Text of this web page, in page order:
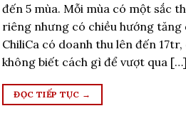
đến 5 mùa. Mỗi mùa có một sắc
riêng nhưng có chiều hướng tăng
ChiliCa có doanh thu lên đến
không biết cách gì để vượt qua […]
ĐỌC TIẾP TỤC →